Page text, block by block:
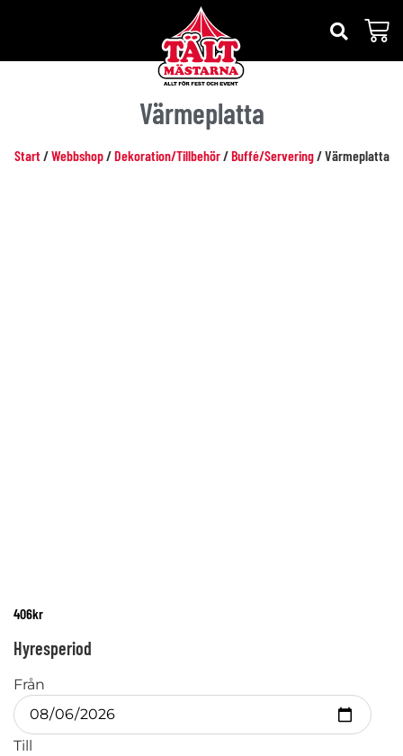
Värmeplatta
Start/Webbshop/Dekoration/Tillbehör/Buffé/Servering/ Värmeplatta
406kr
Hyresperiod
Från
Till